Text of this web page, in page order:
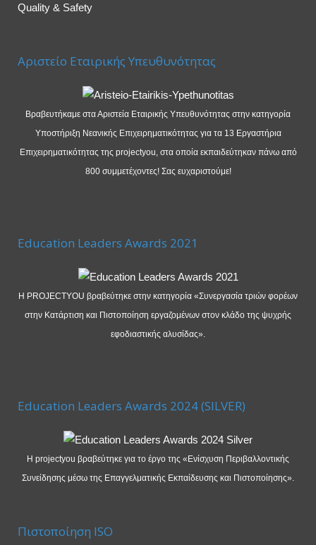
Quality & Safety
Αριστείο Εταιρικής Υπευθυνότητας
Βραβευτήκαμε στα Αριστεία Εταιρικής Υπευθυνότητας στην κατηγορία
Υποστήριξη Νεανικής Επιχειρηματικότητας για τα 13 Εργαστήρια
Επιχειρηματικότητας της projectyou, στα οποία εκπαιδεύτηκαν πάνω από
800 συμμετέχοντες! Σας ευχαριστούμε!
Education Leaders Awards 2021
Η PROJECTYOU βραβεύτηκε στην κατηγορία «Συνεργασία τριών φορέων
στην Κατάρτιση και Πιστοποίηση εργαζομένων στον κλάδο της ψυχρής
εφοδιαστικής αλυσίδας».
Education Leaders Awards 2024 (SILVER)
Η projectyou βραβεύτηκε για το έργο της «Ενίσχυση Περιβαλλοντικής
Συνείδησης μέσω της Επαγγελματικής Εκπαίδευσης και Πιστοποίησης».
Πιστοποίηση ISO